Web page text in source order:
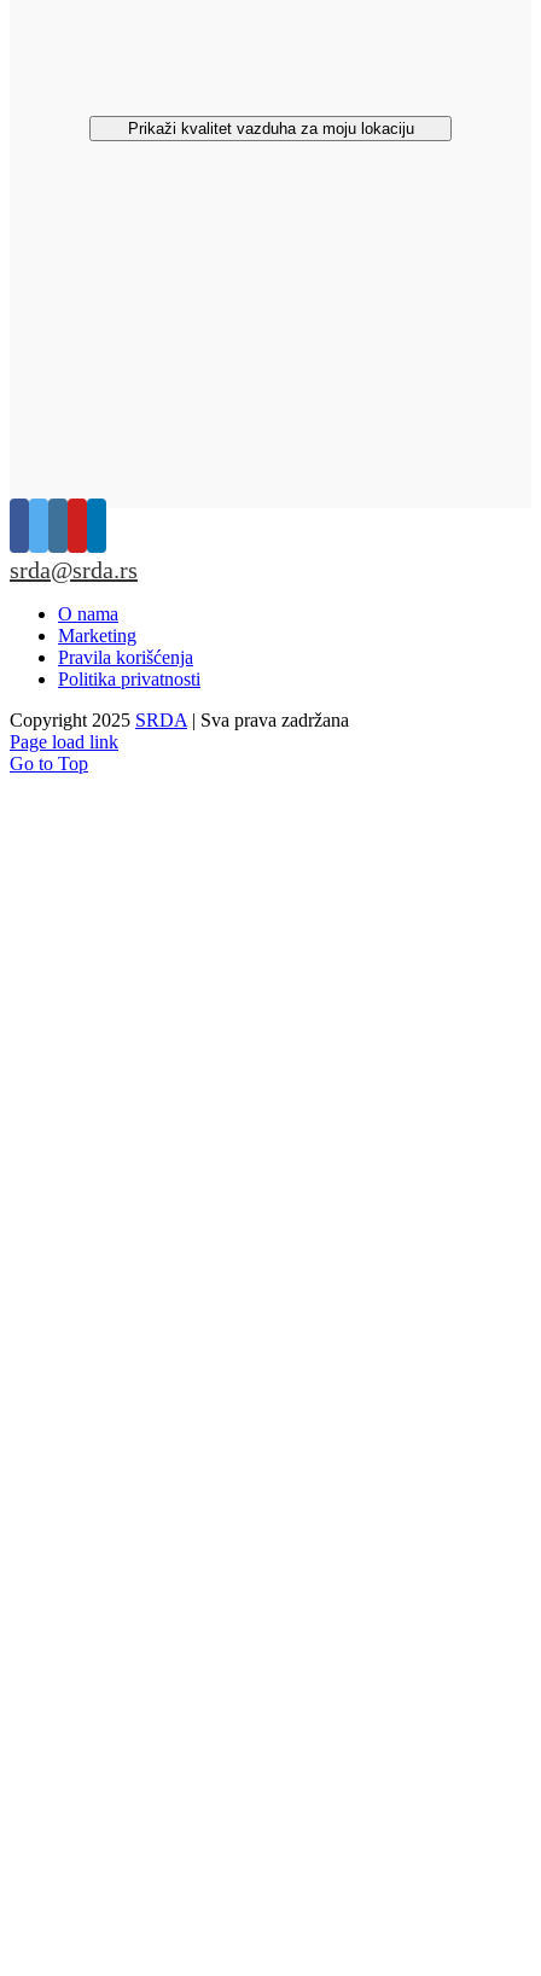
Prikaži kvalitet vazduha za moju lokaciju
srda@srda.rs
O nama
Marketing
Pravila korišćenja
Politika privatnosti
Copyright 2025 SRDA | Sva prava zadržana
Page load link
Go to Top